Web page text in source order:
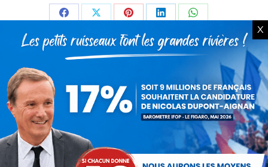
Partager
sur
Facebook
Partager
sur
X
Partager
sur
Pinterest
Partager
sur
LinkedIn
Partager
sur
WhatsApp
Auteur :Jean-Philippe
Tanguy
X